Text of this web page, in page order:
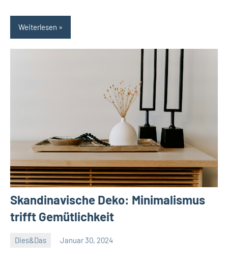
Weiterlesen
Skandinavische Deko: Minimalismus
trifft Gemütlichkeit
Dies&Das Januar 30, 2024